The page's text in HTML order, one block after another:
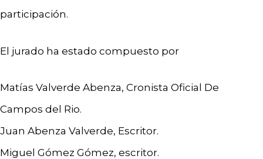
participación.
El jurado ha estado compuesto por
Matías Valverde Abenza, Cronista Oficial De
Campos del Rio.
Juan Abenza Valverde, Escritor.
Miguel Gómez Gómez, escritor.